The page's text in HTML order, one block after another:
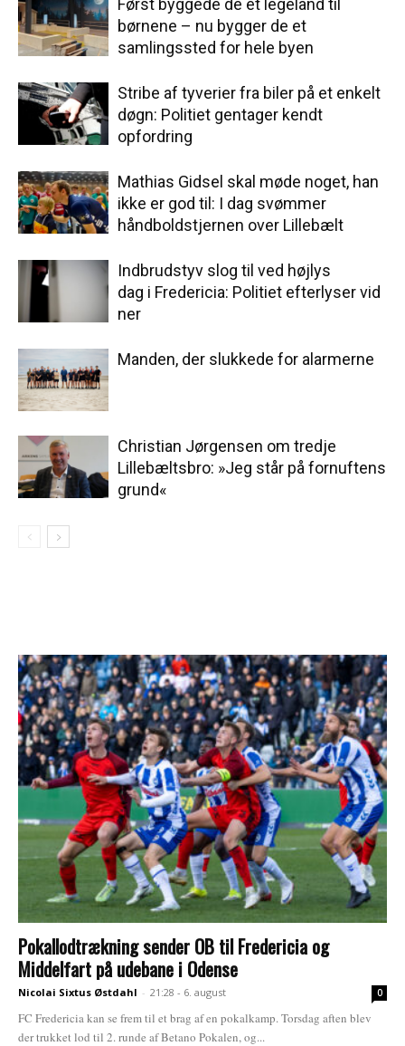
Først byggede de et legeland til
børnene – nu bygger de et
samlingssted for hele byen
Stribe af tyverier fra biler på et enkelt
døgn: Politiet gentager kendt
opfordring
Mathias Gidsel skal møde noget, han
ikke er god til: I dag svømmer
håndboldstjernen over Lillebælt
Indbrudstyv slog til ved højlys
dag i Fredericia: Politiet efterlyser vid
ner
Manden, der slukkede for alarmerne
Christian Jørgensen om tredje
Lillebæltsbro: »Jeg står på fornuftens
grund«
Pokallodtrækning sender OB til Fredericia og
Middelfart på udebane i Odense
Nicolai Sixtus Østdahl - 21:28 - 6. august 0
FC Fredericia kan se frem til et brag af en pokalkamp. Torsdag aften blev
der trukket lod til 2. runde af Betano Pokalen, og...